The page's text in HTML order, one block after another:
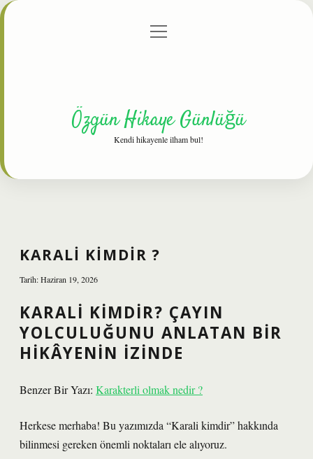
Gizlilik Politikası
menüyü
Özgün Hikaye Günlüğü
Kendi hikayenle ilham bul!
KARALI KIMDIR ?
Tarih: Haziran 19, 2026
KARALI KIMDIR? ÇAYIN
YOLCULUĞUNU ANLATAN BIR
HIKÂYENIN İZINDE
Benzer Bir Yazı: Karakterli olmak nedir ?
Herkese merhaba! Bu yazımızda “Karali kimdir” hakkında
bilinmesi gereken önemli noktaları ele alıyoruz.